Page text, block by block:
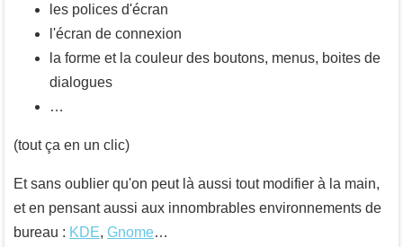
les polices d'écran
l'écran de connexion
la forme et la couleur des boutons, menus, boites de
dialogues
…
(tout ça en un clic)
Et sans oublier qu'on peut là aussi tout modifier à la main,
et en pensant aussi aux innombrables environnements de
bureau : KDE, Gnome…